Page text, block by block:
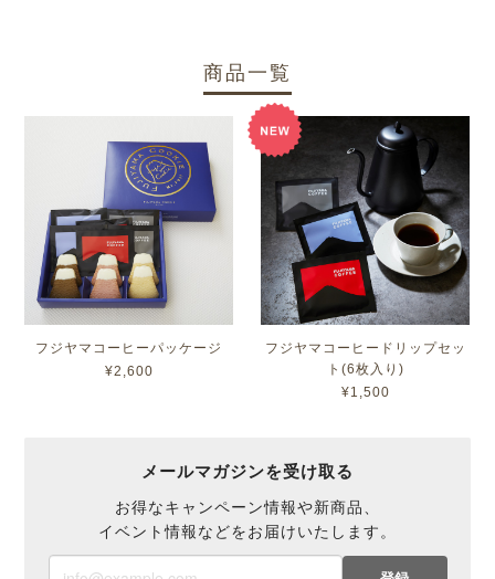
商品一覧
フジヤマコーヒーパッケージ
¥2,600
フジヤマコーヒードリップセッ
ト(6枚入り)
¥1,500
メールマガジンを受け取る
お得なキャンペーン情報や新商品、
イベント情報などをお届けいたします。